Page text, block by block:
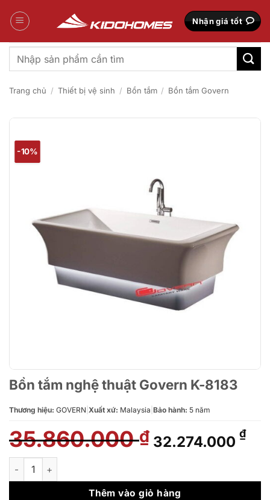
qua
Nhận giá tốt
Tìm
kiếm:
Trang chủ / Thiết bị vệ sinh / Bồn tắm / Bồn tắm Govern
-10%
Bồn tắm nghệ thuật Govern K-8183
Thương hiệu: GOVERN Xuất xứ: Malaysia Bảo hành: 5 năm
35.860.000₫ Giá
gốc
35.860.000 ₫.
32.274.000 ₫Giá
là:
Bồn tắm nghệ thuật Govern K-8183 số lượng
Thêm vào giỏ hàng